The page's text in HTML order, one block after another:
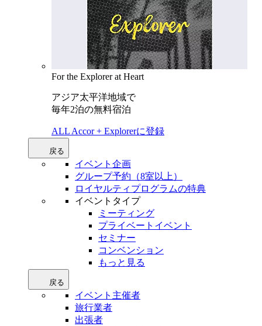
For the Explorer at Heart
アジア太平洋地域で
毎年2泊の無料宿泊
ALL Accor + Explorerに登録
戻る
イベント企画
グループ予約（8室以上）
ロイヤルティプログラムの特典
イベントタイプ
ミーティング
プライベートイベント
セミナー
コンベンション
もっと見る
戻る
イベント主催者
旅行業者
出張者